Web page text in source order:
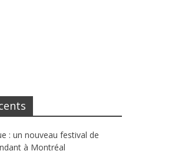
: un nouveau festival de
à Montréal